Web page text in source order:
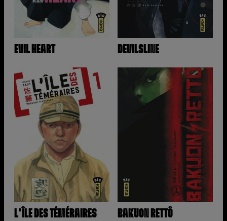
EVIL HEART DEVILSLINE
L'ÎLE DES TÉMÉRAIRES BAKUON RETTÔ